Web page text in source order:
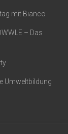
mit Bianco
– Das
Umweltbildung